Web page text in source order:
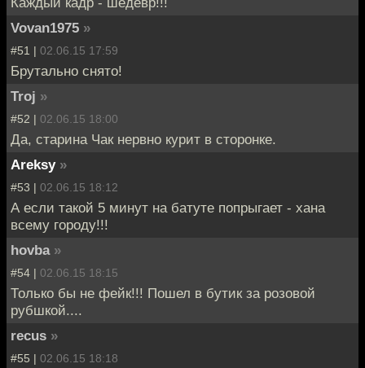
Vovan1975 »
#51 | 02.06.15 17:59
Брутально снято!
Troj »
#52 | 02.06.15 18:00
Да, старина Чак нервно курит в сторонке.
Areksy »
#53 | 02.06.15 18:12
А если такой 5 минут на батуте попрыгает - хана
всему городу!!!
hovba »
#54 | 02.06.15 18:15
Только бы не фейк!!! Пошел в бутик за розовой
рубшкой....
recus »
#55 | 02.06.15 18:18